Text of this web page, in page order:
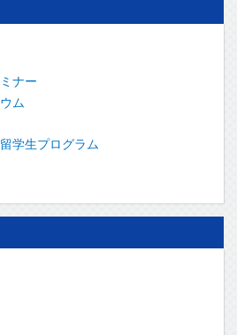
ナー
ム
学生プログラム